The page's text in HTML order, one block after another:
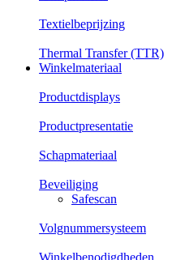
Textielbeprijzing
Thermal Transfer (TTR)
Winkelmateriaal
Productdisplays
Productpresentatie
Schapmateriaal
Beveiliging
Safescan
Volgnummersysteem
Winkelbenodigdheden